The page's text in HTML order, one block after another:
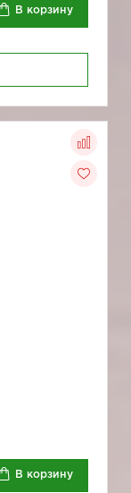
В корзину
В корзину